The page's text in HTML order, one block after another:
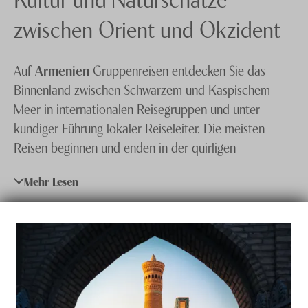
Knecht Gruppe
Impressum
Jobs
zwischen Orient und Okzident
AufArmenien Gruppenreisen entdecken Sie das
Binnenland zwischen Schwarzem und Kaspischem
Meer in internationalen Reisegruppen und unter
kundiger Führung lokaler Reiseleiter. Die meisten
Reisen beginnen und enden in der quirligen
von Massentourismus verschont geblieben. Das Land
begeistert mit seineruralten Kulturebenso wie mit
den atemberaubendenGebirgslandschaften des
Kaukasus. Der Nationalpark Sewansee im Nordosten
des Landes wird zu Recht als «Perle Armeniens»
bezeichnet. Die armenische Flora und Fauna sind
aussergewöhnlich vielfältig.
Mehr Lesen